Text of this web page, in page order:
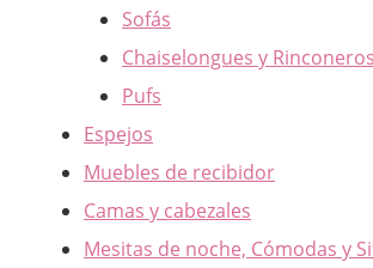
Sofás
Chaiselongues y Rinconeros
Pufs
Espejos
Muebles de recibidor
Camas y cabezales
Mesitas de noche, Cómodas y